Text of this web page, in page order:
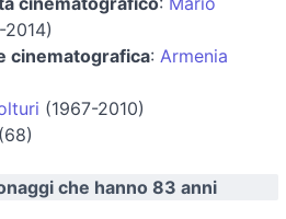
2014)
cinematografica: Armenia
(1967-2010)
(68)
che hanno 83 anni